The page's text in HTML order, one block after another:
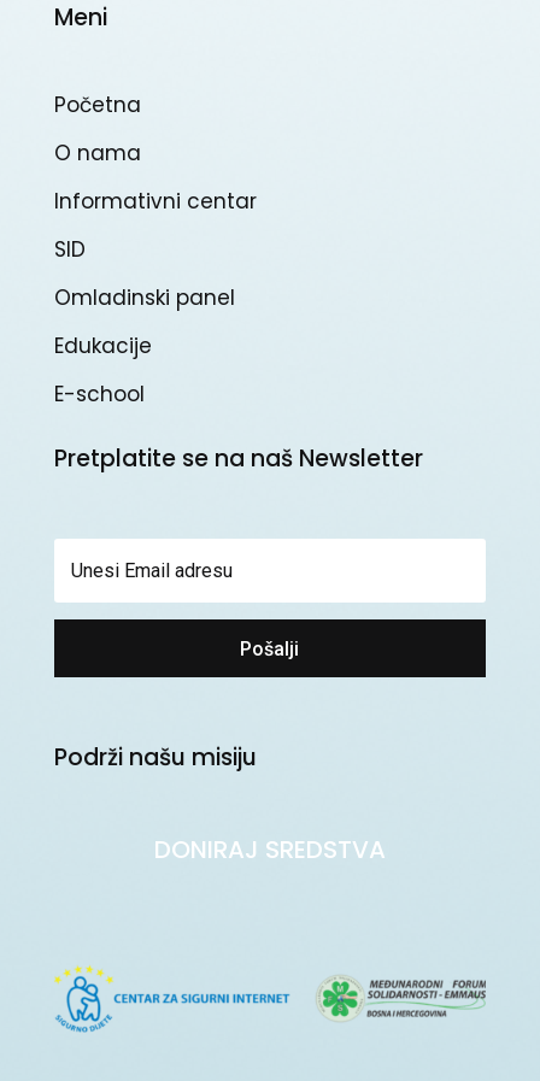
Meni
Početna
O nama
Informativni centar
SID
Omladinski panel
Edukacije
E-school
Pretplatite se na naš Newsletter
Pošalji
Podrži našu misiju
DONIRAJ SREDSTVA